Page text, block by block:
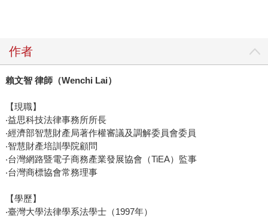
作者
賴文智 律師（Wenchi Lai）
【現職】
‧益思科技法律事務所所長
‧經濟部智慧財產局著作權審議及調解委員會委員
‧智慧財產培訓學院顧問
‧台灣網路暨電子商務產業發展協會（TiEA）監事
‧台灣商標協會常務理事
【學歷】
‧臺灣大學法律學系法學士（1997年）